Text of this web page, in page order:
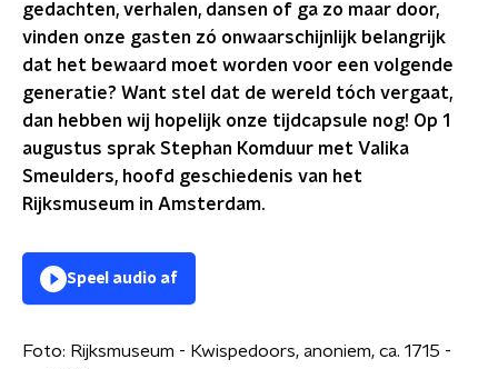
gedachten, verhalen, dansen of ga zo maar door,
vinden onze gasten zó onwaarschijnlijk belangrijk
dat het bewaard moet worden voor een volgende
generatie? Want stel dat de wereld tóch vergaat,
dan hebben wij hopelijk onze tijdcapsule nog! Op 1
augustus sprak Stephan Komduur met Valika
Smeulders, hoofd geschiedenis van het
Rijksmuseum in Amsterdam.
Speel audio af
Foto: Rijksmuseum - Kwispedoors, anoniem, ca. 1715 -